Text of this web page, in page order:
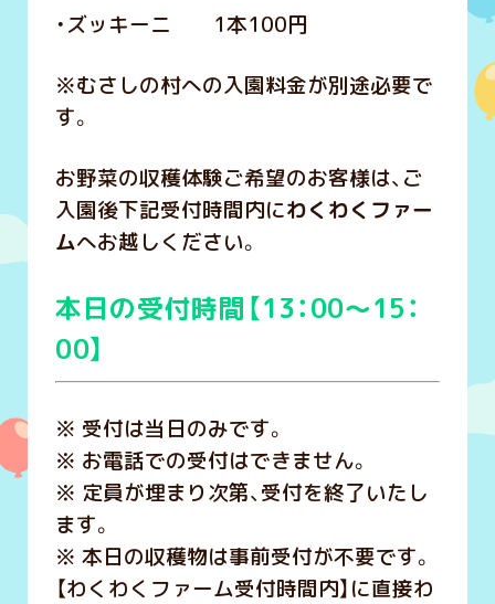
・ズッキーニ 1本100円
※むさしの村への入園料金が別途必要で
す。
お野菜の収穫体験ご希望のお客様は、ご
入園後下記受付時間内にわくわくファー
ムへお越しください。
本日の受付時間【13：00～15：
00】
※ 受付は当日のみです。
※ お電話での受付はできません。
※ 定員が埋まり次第、受付を終了いたし
ます。
※ 本日の収穫物は事前受付が不要です。
【わくわくファーム受付時間内】に直接わ